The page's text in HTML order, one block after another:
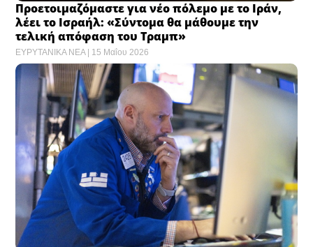
Προετοιμαζόμαστε για νέο πόλεμο με το Ιράν,
λέει το Ισραήλ: «Σύντομα θα μάθουμε την
τελική απόφαση του Τραμπ»
ΕΥΡΥΤΑΝΙΚΑ ΝΕΑ 15 Μαΐου 2026